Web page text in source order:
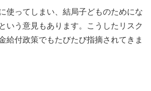
使ってしまい、結局子どものためにな
いう意見もあります。こうしたリスク
給付政策でもたびたび指摘されてきま